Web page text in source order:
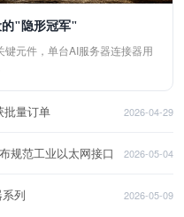
的"隐形冠军"
元件，单台AI服务器连接器用
批量订单 2026-04-29
规范工业以太网接口 2026-05-04
列 2026-05-09